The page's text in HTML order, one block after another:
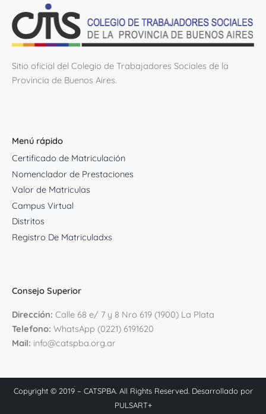
Sitio oficial del Colegio de Trabajadores Sociales de la
Provincia de Buenos Aires.
Menú rápido
Certificado de Matriculación
Nomenclador de Prestaciones
Valor de Matriculas
Campus Virtual
Distritos
Registro De Matriculadxs
Consejo Superior
Dirección: Calle 68 e/ 7 y 8 Nro 619 (1900) La Plata
Telefono: WhatsApp (0221) 6191620
Mail: info@catspba.org.ar
Copyright © 2019 – CATSPBA. All Rights Reserved. Desarrollado por
PULSART+